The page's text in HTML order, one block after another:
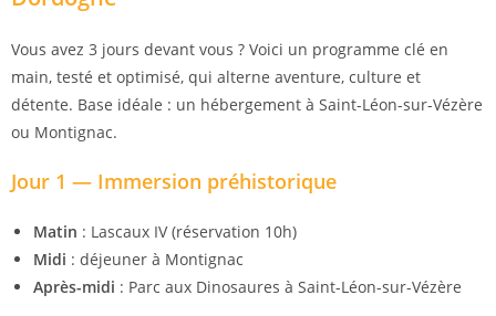
Vous avez 3 jours devant vous ? Voici un programme clé en
main, testé et optimisé, qui alterne aventure, culture et
détente. Base idéale : un hébergement à Saint-Léon-sur-Vézère
ou Montignac.
Jour 1 — Immersion préhistorique
Matin : Lascaux IV (réservation 10h)
Midi : déjeuner à Montignac
Après-midi : Parc aux Dinosaures à Saint-Léon-sur-Vézère